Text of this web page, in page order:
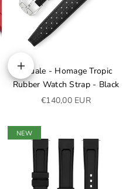
Optionen auswählen
Squale - Homage Tropic
Rubber Watch Strap - Black
Angebot
€140,00 EUR
NEW